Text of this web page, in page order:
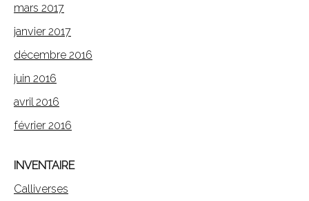
mars 2017
janvier 2017
décembre 2016
juin 2016
avril 2016
février 2016
INVENTAIRE
Calliverses